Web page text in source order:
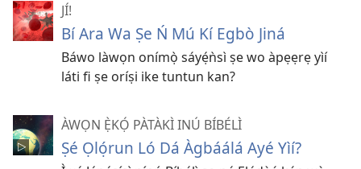
JÍ!
Bí Ara Wa Ṣe Ń Mú Kí Egbò Jiná
Báwo làwọn onímọ̀ sáyẹ́ǹsì ṣe wo àpẹẹrẹ yìí
láti fi ṣe oríṣi ike tuntun kan?
ÀWỌN Ẹ̀KỌ́ PÀTÀKÌ INÚ BÍBÉLÌ
Ṣé Ọlọ́run Ló Dá Àgbáálá Ayé Yìí?